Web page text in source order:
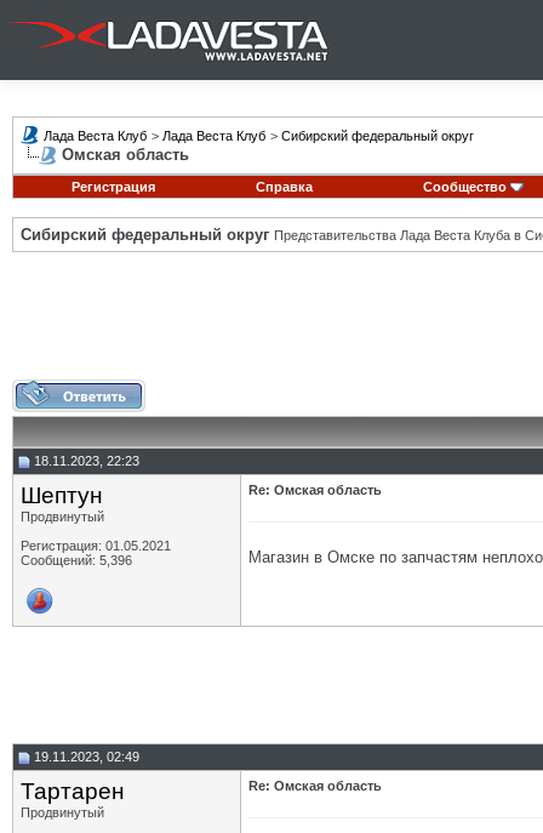
Лада Веста Клуб > Лада Веста Клуб > Сибирский федеральный округ
Омская область
Регистрация Справка Сообщество
Сибирский федеральный округ Представительства Лада Веста Клуба в
18.11.2023, 22:23
Шептун
Продвинутый
Регистрация: 01.05.2021
Сообщений: 5,396
Re: Омская область
Магазин в Омске по запчастям
19.11.2023, 02:49
Тартарен
Продвинутый
Re: Омская область